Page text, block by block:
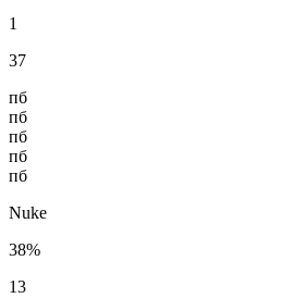
1
37
пб
пб
пб
пб
пб
Nuke
38%
13